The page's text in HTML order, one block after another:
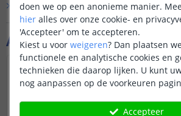
Aanvullende producten
Bekijk alle Vraag & antwoord
doen we op een anonieme manier.
hier alles over onze cookie- en
'Accepteer' om te accepteren.
Kiest u voor weigeren? Dan plaatsen
functionele en analytische cookies en
technieken die daarop lijken. U kunt
nog aanpassen op de voorkeuren
Accepteer